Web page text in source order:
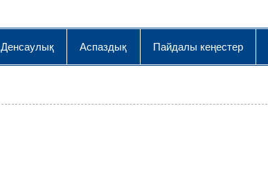
Денсаулық Аспаздық Пайдалы кеңестер